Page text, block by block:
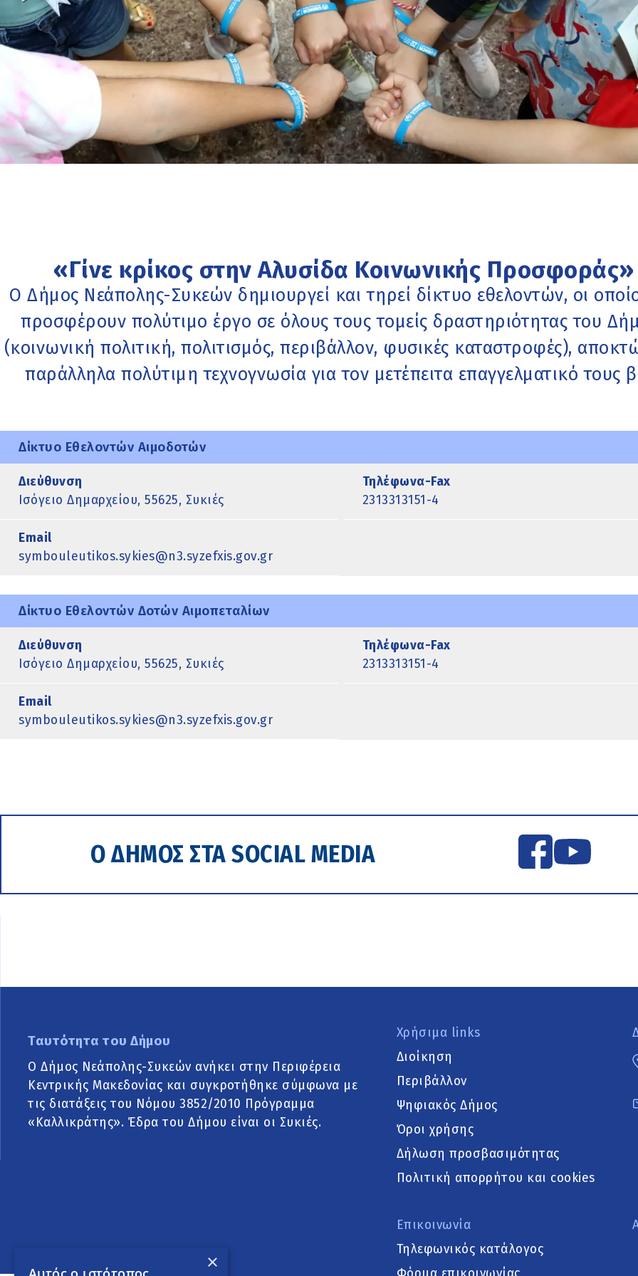
«Γίνε κρίκος στην Αλυσίδα Κοινωνικής Προσφοράς»
Ο Δήμος Νεάπολης-Συκεών δημιουργεί και τηρεί δίκτυο εθελοντών, οι
προσφέρουν πολύτιμο έργο σε όλους τους τομείς δραστηριότητας του
(κοινωνική πολιτική, πολιτισμός, περιβάλλον, φυσικές καταστροφές),
παράλληλα πολύτιμη τεχνογνωσία για τον μετέπειτα επαγγελματικό τους
Δίκτυο Εθελοντών Αιμοδοτών
Διεύθυνση
Ισόγειο Δημαρχείου, 55625, Συκιές
Τηλέφωνα-Fax
2313313151-4
Email
symbouleutikos.sykies@n3.syzefxis.gov.gr
Δίκτυο Εθελοντών Δοτών Αιμοπεταλίων
Διεύθυνση
Ισόγειο Δημαρχείου, 55625, Συκιές
Τηλέφωνα-Fax
2313313151-4
Email
symbouleutikos.sykies@n3.syzefxis.gov.gr
Ο ΔΗΜΟΣ ΣΤΑ SOCIAL MEDIA
Ταυτότητα του Δήμου
Ο Δήμος Νεάπολης-Συκεών ανήκει στην Περιφέρεια
Κεντρικής Μακεδονίας και συγκροτήθηκε σύμφωνα με
τις διατάξεις του Νόμου 3852/2010 Πρόγραμμα
«Καλλικράτης». Έδρα του Δήμου είναι οι Συκιές.
Χρήσιμα links
Διοίκηση
Περιβάλλον
Ψηφιακός Δήμος
Όροι χρήσης
Δήλωση προσβασιμότητας
Πολιτική απορρήτου και cookies
Επικοινωνία
Τηλεφωνικός κατάλογος
×